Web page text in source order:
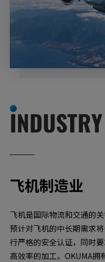
飞机制造业
飞机是国际物流和交通的
预计对飞机的中长期需求将
行严格的安全认证，同时
高效率的加工。 OKUMA拥